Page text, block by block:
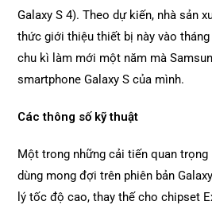
Galaxy S 4). Theo dự kiến, nhà sản
thức giới thiệu thiết bị này vào
chu kì làm mới một năm mà
smartphone Galaxy S của mình.
Các thông số kỹ thuật
Một trong những cải tiến quan
dùng mong đợi trên phiên bản
lý tốc độ cao, thay thế cho chipset